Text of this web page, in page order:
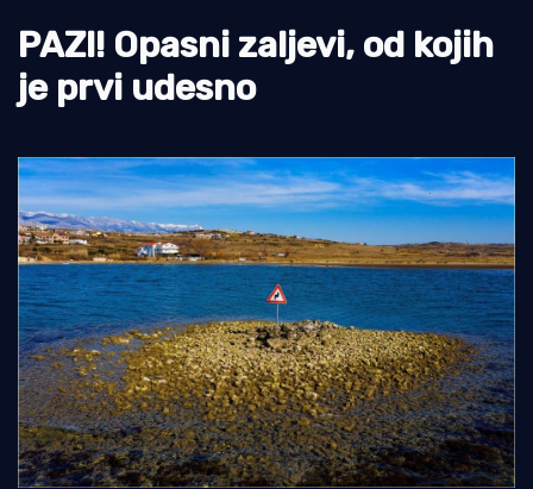
Pomorstvo
Ribolov
Tradicija i kultura
PAZI! Opasni zaljevi, od kojih
je prvi udesno